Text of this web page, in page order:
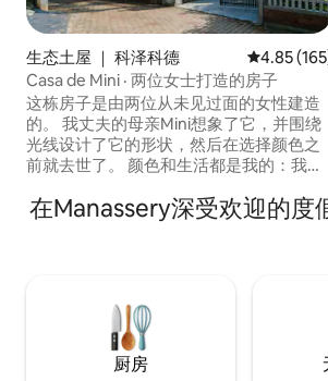
生态土屋 ｜ 科泽科德 平均评分
4.85
Casa de Mini · 两位女士打造的房子
这栋房子是由两位从未见过面的女性建造
的。 我丈夫的母亲Mini想象了它，并围绕
光线设计了它的形状，然后在选择颜色之
前就去世了。 颜色和生活都是我的：我把
户，每个房间都有自己的颜色。 一个朋友
在车库里画了她，一个没有脸的轮廓，周
在Manassery深受欢迎的度
厨房